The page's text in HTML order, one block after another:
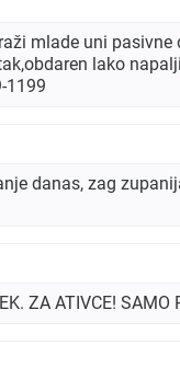
mlade uni pasivne
lako
1199
danas, zag
ZA ATIVCE!